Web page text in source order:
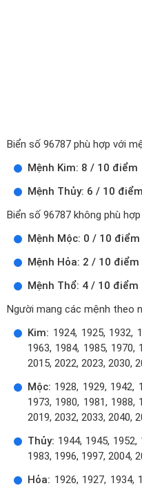
Biển số 96787 phù hợp với
Mệnh Kim: 8 / 10 điểm
Mệnh Thủy: 6 / 10 điểm
Biển số 96787 không phù
Mệnh Mộc: 0 / 10 điểm
Mệnh Hỏa: 2 / 10 điểm
Mệnh Thổ: 4 / 10 điểm
Người mang các mệnh theo
Kim: 1924, 1925, 1932,
1963, 1984, 1985, 1970,
2015, 2022, 2023, 2030,
Mộc: 1928, 1929, 1942,
1973, 1980, 1981, 1988,
2019, 2032, 2033, 2040,
Thủy: 1944, 1945, 1952,
1983, 1996, 1997, 2004,
Hỏa: 1926, 1927, 1934,